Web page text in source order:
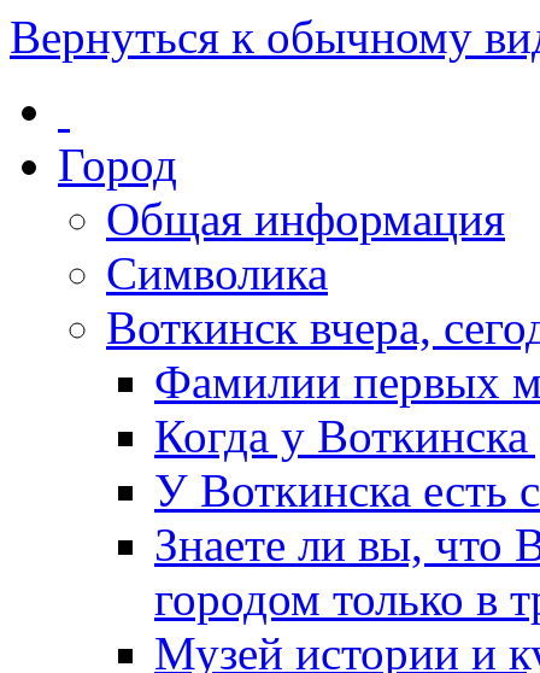
Вернуться к обычному
Город
Общая информация
Символика
Воткинск вчера,
Фамилии первых
Когда у
У Воткинска есть
Знаете ли вы, что
городом только в
Музей истории и